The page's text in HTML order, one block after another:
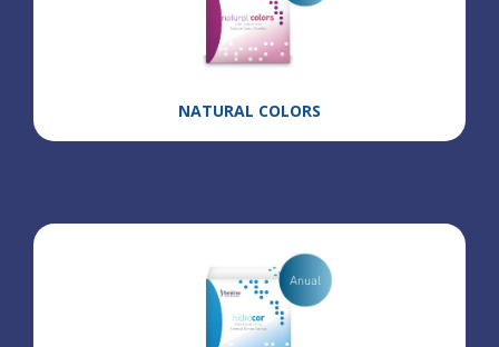
NATURAL COLORS